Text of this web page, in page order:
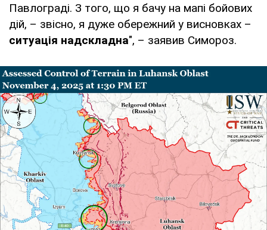
Павлограді. З того, що я бачу на мапі бойових
дій, – звісно, я дуже обережний у висновках –
ситуація надскладна", – заявив Симороз.